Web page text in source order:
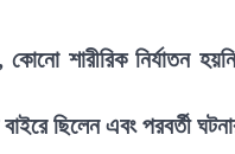
শারীরিক নির্যাতন
ছিলেন এবং পরবর্তী